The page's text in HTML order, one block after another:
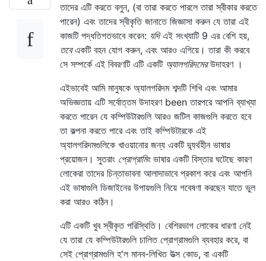
তাদের এটি করতে বলুন, (বা তারা করতে পারলে তারা স্বীকার করতে
পারেন) এবং তাদের স্বীকৃতি জানাতে জিজ্ঞাসা করুন যে তারা এই
কাজটি পদ্ধতিগতভাবে করেন: যদিএই সংখ্যাটি 9 এর বেশি হয়,
তবেএকটি বহন যোগ করুন, এবং আরও এগিয়ে। তারা কী করবে
সে সম্পর্কে এই বিবরণটি এটি একটি অ্যালগরিদমেরউদাহরণ ।
এইভাবেই আমি মানুষকে অ্যালগরিদম শব্দটি শিখি এবং আমার
অভিজ্ঞতায় এটি সর্বোত্তম উদাহরণ been তারপরে আপনি ব্যাখ্যা
করতে পারেন যে কম্পিউটারগুলি আরও জটিল কাজগুলি করতে হবে
তা কল্পনা করতে পারে এবং তাই কম্পিউটারকে এই
অ্যালগরিদমগুলিকে খাওয়ানোর জন্য একটি দ্ব্যর্থহীন ভাষার
প্রয়োজন। সুতরাং প্রোগ্রামিংভাষার একটি বিস্তার ঘটেছে কারণ
লোকেরা তাদের চিন্তাভাবনা আলাদাভাবে প্রকাশ করে এবং আপনি
এই ভাষাগুলি ডিজাইনের উপায়গুলি নিয়ে গবেষণা করছেন যাতে ভুল
করা আরও কঠিন।
এটি একটি খুব স্বীকৃত পরিস্থিতি। বেশিরভাগ লোকের ধারণা নেই
যে তারা যে কম্পিউটারগুলি চালিত প্রোগ্রামগুলি ব্যবহার করে, বা
সেই প্রোগ্রামগুলি হ'ল মানব-লিখিত উত্স কোড, বা একটি